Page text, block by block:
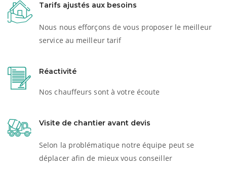
Tarifs ajustés aux besoins
Nous nous efforçons de vous proposer le meilleur
service au meilleur tarif
Réactivité
Nos chauffeurs sont à votre écoute
Visite de chantier avant devis
Selon la problématique notre équipe peut se
déplacer afin de mieux vous conseiller